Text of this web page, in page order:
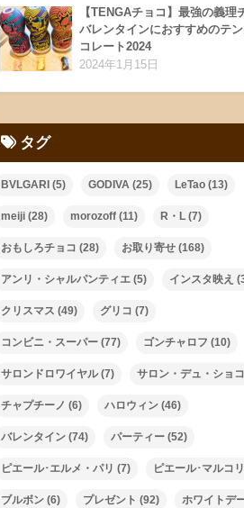
【TENGAチョコ】最強の義理
バレンタインにおすすめのテ
コレート2024
2024年1月15日
タグ
BVLGARI (5) GODIVA (25) LeTao (13)
meiji (28) morozoff (11) R・L (7)
おもしろチョコ (28) お取り寄せ (168)
アンリ・シャルパンティエ (5) インスタ映え
クリスマス (49) グリコ (7)
コンビニ・スーパー (77) ゴンチャロフ (10)
サロンドロワイヤル(7) サロン・デュ・ショ
チャプチーノ (6) ハロウィン (46)
バレンタイン (74) パーティー (52)
ピエール･エルメ・パリ (7) ピエール･マルコ
ブルボン (6) プレゼント (92) ホワイトデ